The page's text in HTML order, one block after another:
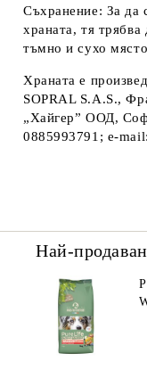
Съхранение: За да
храната, тя
тъмно и сухо
Храната е
SOPRAL S.A.S.,
„Хайгер” ООД,
0885993791; e-
Най-